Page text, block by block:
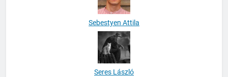
Sebestyen Attila
Seres László